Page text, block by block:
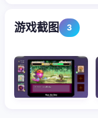
游戏截图 3